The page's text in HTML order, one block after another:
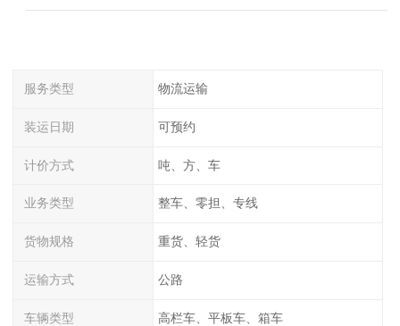
服务类型 物流运输
装运日期 可预约
计价方式 吨、方、车
业务类型 整车、零担、专线
货物规格 重货、轻货
运输方式 公路
车辆类型 高栏车、平板车、箱车